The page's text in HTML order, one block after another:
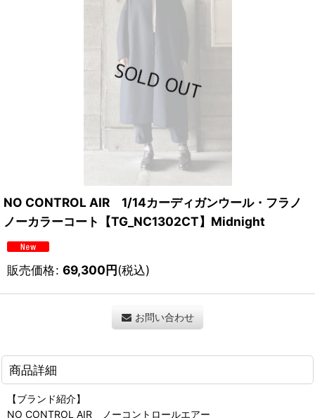
NO CONTROL AIR 1/14カーディガンウール・フラノ
ノーカラーコート【TG_NC1302CT】Midnight
販売価格: 69,300円(税込)
お問い合わせ
商品詳細
【ブランド紹介】
NO CONTROL AIR ノーコントロールエアー